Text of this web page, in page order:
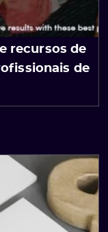
recursos de
de